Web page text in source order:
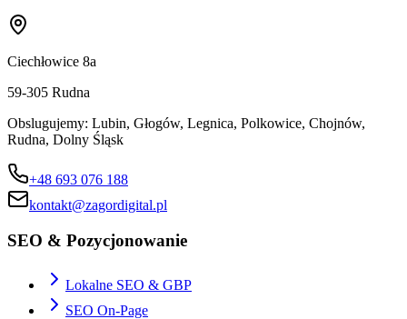
Ciechłowice 8a
59-305 Rudna
Obslugujemy: Lubin, Głogów, Legnica, Polkowice, Chojnów,
Rudna, Dolny Śląsk
+48 693 076 188
kontakt@zagordigital.pl
SEO & Pozycjonowanie
Lokalne SEO & GBP
SEO On-Page